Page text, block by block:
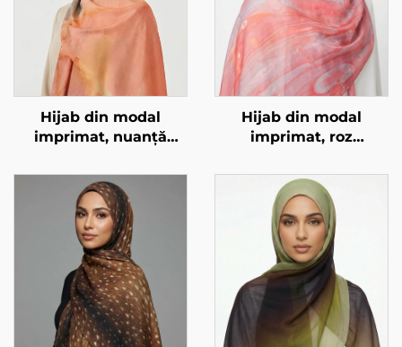
Hijab din modal
imprimat, nuanță
Hijab din modal
imprimat, roz